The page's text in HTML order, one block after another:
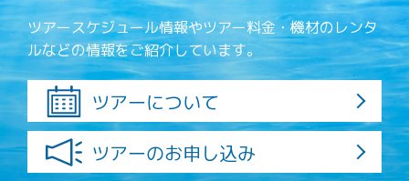
ツアースケジュール情報やツアー料金・機材のレンタ
ルなどの情報をご紹介しています。
ツアーについて
ツアーのお申し込み